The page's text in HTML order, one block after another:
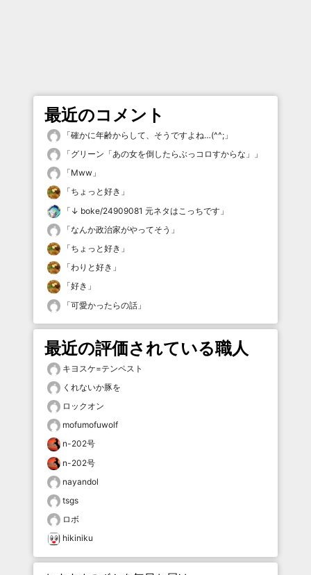
最近のコメント
「確かに年齢からして、そうですよね…(^^; 」
「グリーン「あの女を倒したらぶっコロすからな」
」
「Mww 」
「ちょっと好き 」
「 ↓ boke/24909081 元ネタはこっちです 」
「なんか政治家がやってそう 」
「ちょっと好き 」
「わりと好き 」
「好き 」
「可愛かったらの話 」
最近の評価されている職人
キヨスケ=テンペスト
くれないか豚を
ロックオン
mofumofuwolf
n-202号
n-202号
nayandol
tsgs
ロボ
hikiniku